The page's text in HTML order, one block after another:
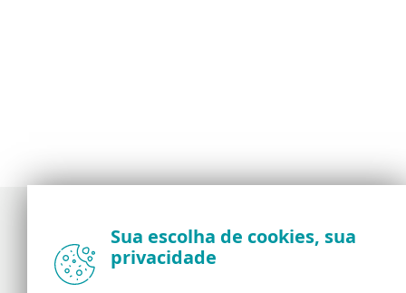
Notícias, opiniões e análises da comunidade de
segurança da ESET
Sua escolha de cookies, sua
privacidade